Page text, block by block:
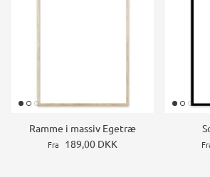
Ramme i massiv Egetræ
Fra 189,00 DKK